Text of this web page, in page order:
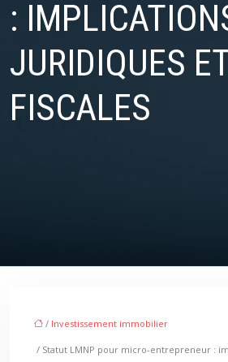
:
JURIDIQUES
FISCALES
/ Investissement immobilier
/ Statut LMNP pour micro-entrepreneur :